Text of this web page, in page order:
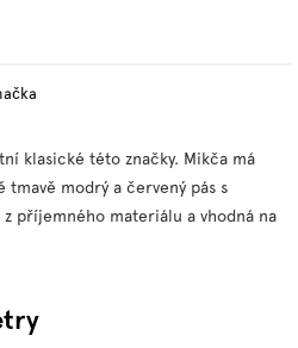
klasické této značky. Mikča má
tmavě modrý a červený pás s
z příjemného materiálu a vhodná na